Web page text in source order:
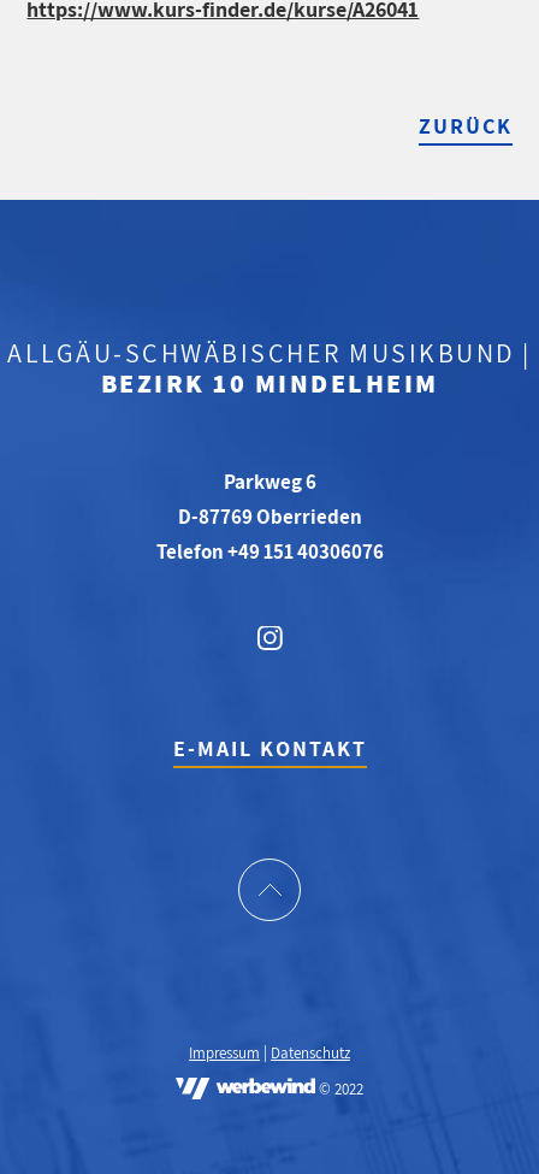
https://www.kurs-finder.de/kurse/A26041
ZURÜCK
ALLGÄU-SCHWÄBISCHER MUSIKBUND |
BEZIRK 10 MINDELHEIM
Parkweg 6
D-87769 Oberrieden
Telefon +49 151 40306076
E-MAIL KONTAKT
Impressum
Datenschutz
© 2022